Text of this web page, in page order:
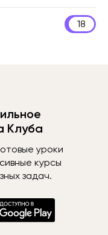
18
Клуба
уроки
курсы
задач.